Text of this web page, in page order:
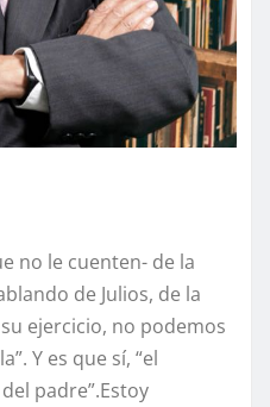
no le cuenten- de la
de Julios, de la
ejercicio, no podemos
Y es que sí, “el
padre”.Estoy